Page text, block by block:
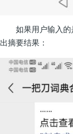
如果用户输入的
出摘要结果：